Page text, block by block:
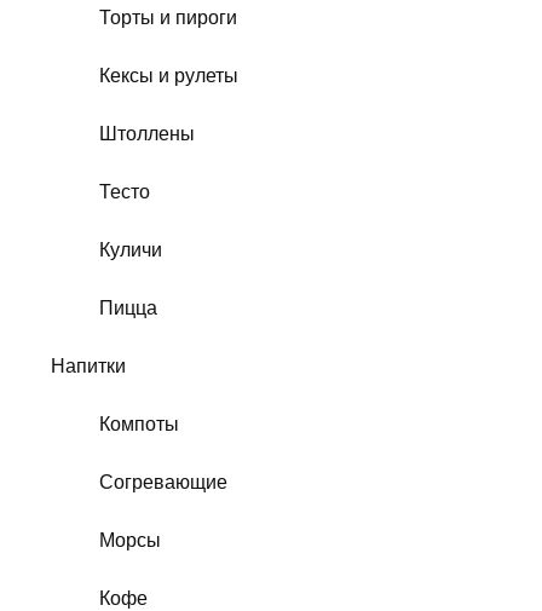
Торты и пироги
Кексы и рулеты
Штоллены
Тесто
Куличи
Пицца
Напитки
Компоты
Согревающие
Морсы
Кофе